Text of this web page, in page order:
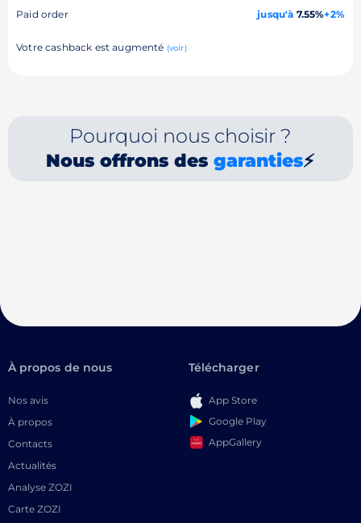
Paid order jusqu'à 7.55%+2%
Votre cashback est augmenté (voir)
Pourquoi nous choisir ?
Nous offrons desgaranties⚡
À propos de nous
Nos avis
À propos
Contacts
Actualités
Analyse ZOZI
Carte ZOZI
Télécharger
App Store
Google Play
AppGallery